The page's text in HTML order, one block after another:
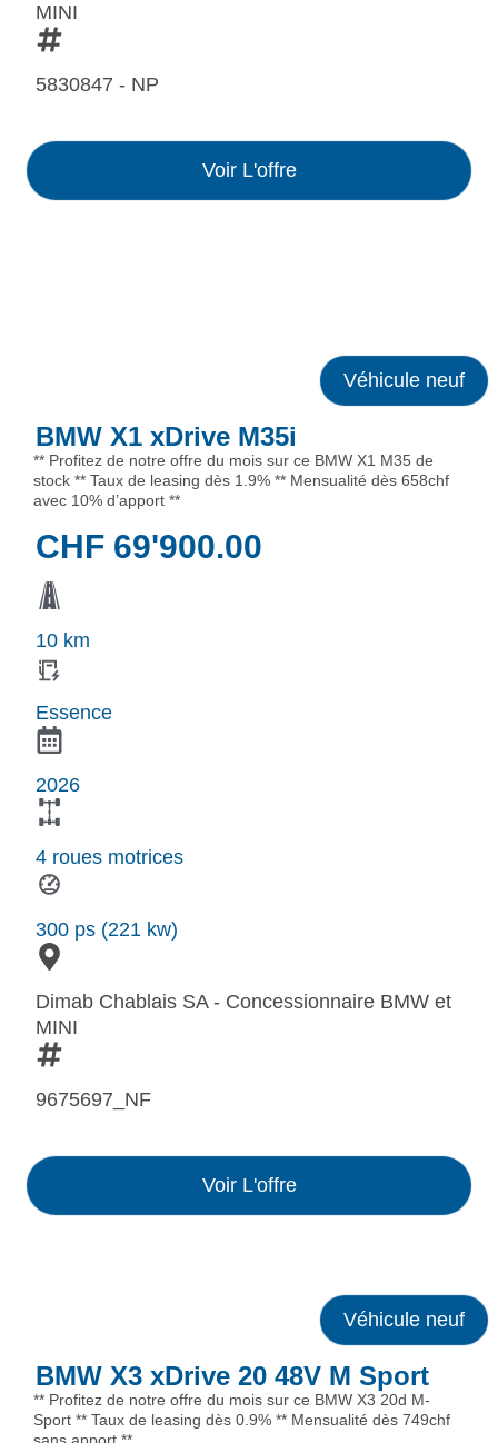
MINI
5830847 - NP
Voir L'offre
Véhicule neuf
BMW X1 xDrive M35i
** Profitez de notre offre du mois sur ce BMW X1 M35 de
stock ** Taux de leasing dès 1.9% ** Mensualité dès 658chf
avec 10% d’apport **
CHF 69'900.00
10 km
Essence
2026
4 roues motrices
300 ps (221 kw)
Dimab Chablais SA - Concessionnaire BMW et
MINI
9675697_NF
Voir L'offre
Véhicule neuf
BMW X3 xDrive 20 48V M Sport
** Profitez de notre offre du mois sur ce BMW X3 20d M-
Sport ** Taux de leasing dès 0.9% ** Mensualité dès 749chf